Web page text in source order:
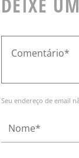
DEIXE
Seu endereço de email